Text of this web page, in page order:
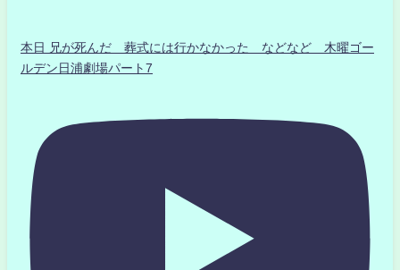
本日 兄が死んだ 葬式には行かなかった などなど 木曜ゴー
ルデン日浦劇場パート7